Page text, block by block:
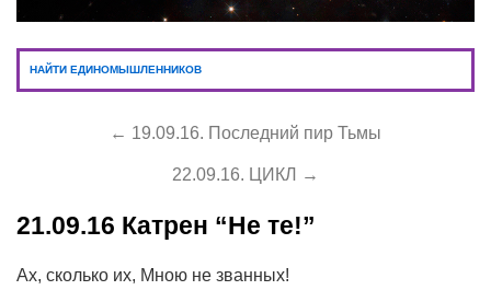
НАЙТИ ЕДИНОМЫШЛЕННИКОВ
← 19.09.16. Последний пир Тьмы
22.09.16. ЦИКЛ →
21.09.16 Катрен “Не те!”
Ах, сколько их, Мною не званных!